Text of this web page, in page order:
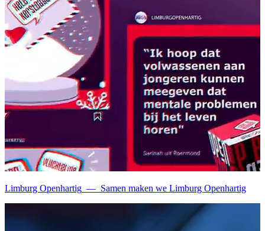
Limburg Openhartig — Samen maken we Limburg Openhartig